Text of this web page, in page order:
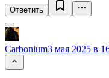
Ответить
Carbonium3 мая 2025 в